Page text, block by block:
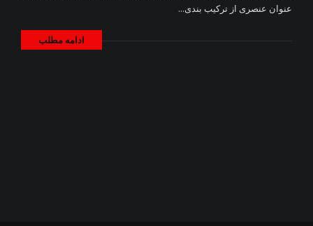
عنوان عنصری از ترکیب بندی...
ادامه مطلب